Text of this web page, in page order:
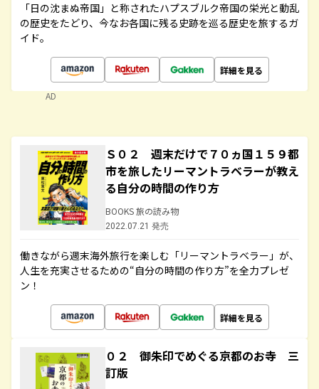
「日の沈まぬ帝国」と称されたハプスブルク帝国の栄光と動乱
の歴史をたどり、今なお各国に残る史跡を巡る歴史を旅するガ
イド。
詳細を見る
AD
Ｓ０２ 週末だけで７０ヵ国１５９都
市を旅したリーマントラベラーが教え
る自分の時間の作り方
BOOKS 旅の読み物
2022.07.21 発売
働きながら週末海外旅行を楽しむ「リーマントラベラー」が、
人生を充実させるための“自分の時間の作り方”を全力プレゼ
ン！
詳細を見る
０２ 御朱印でめぐる京都のお寺 三
訂版